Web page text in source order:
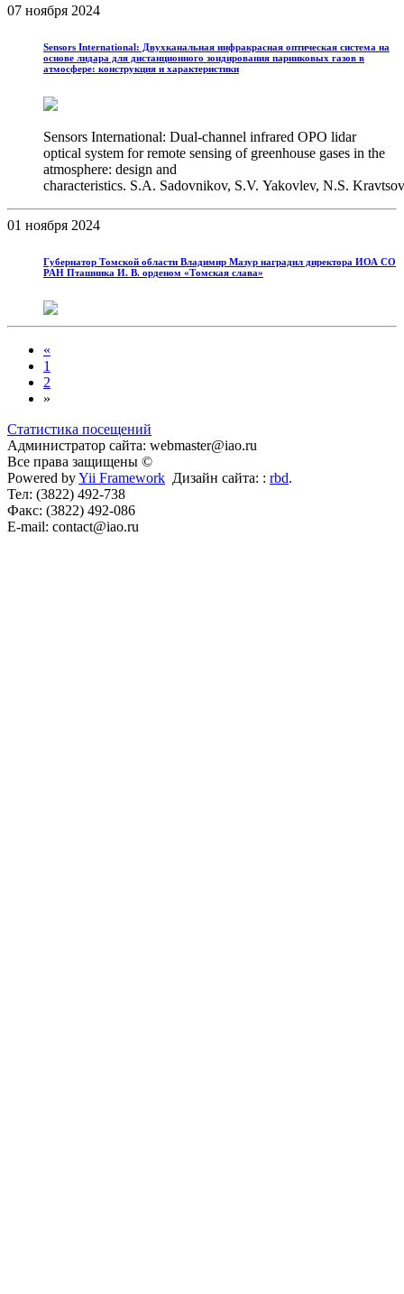
07 ноября 2024
Sensors International: Двухканальная инфракрасная оптическая система на
основе лидара для дистанционного зондирования парниковых газов в
атмосфере: конструкция и характеристики
Sensors International: Dual-channel infrared OPO lidar
optical system for remote sensing of greenhouse gases in the
atmosphere: design and
characteristics. S.A. Sadovnikov, S.V. Yakovlev, N.S.
01 ноября 2024
Губернатор Томской области Владимир Мазур наградил директора ИОА СО
РАН Пташника И. В. орденом «Томская слава»
«
1
2
»
Статистика посещений
Администратор сайта: webmaster@iao.ru
Все права защищены ©
Powered byYii Framework Дизайн сайта: : rbd.
Тел: (3822) 492-738
Факс: (3822) 492-086
E-mail: contact@iao.ru